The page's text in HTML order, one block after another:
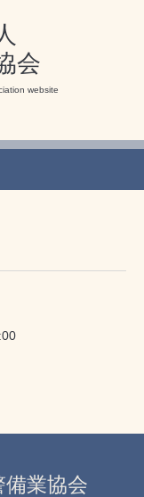
会
website
備業協会